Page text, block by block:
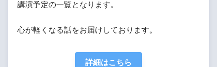
講演予定の一覧となります。
心が軽くなる話をお届けしております。
詳細はこちら